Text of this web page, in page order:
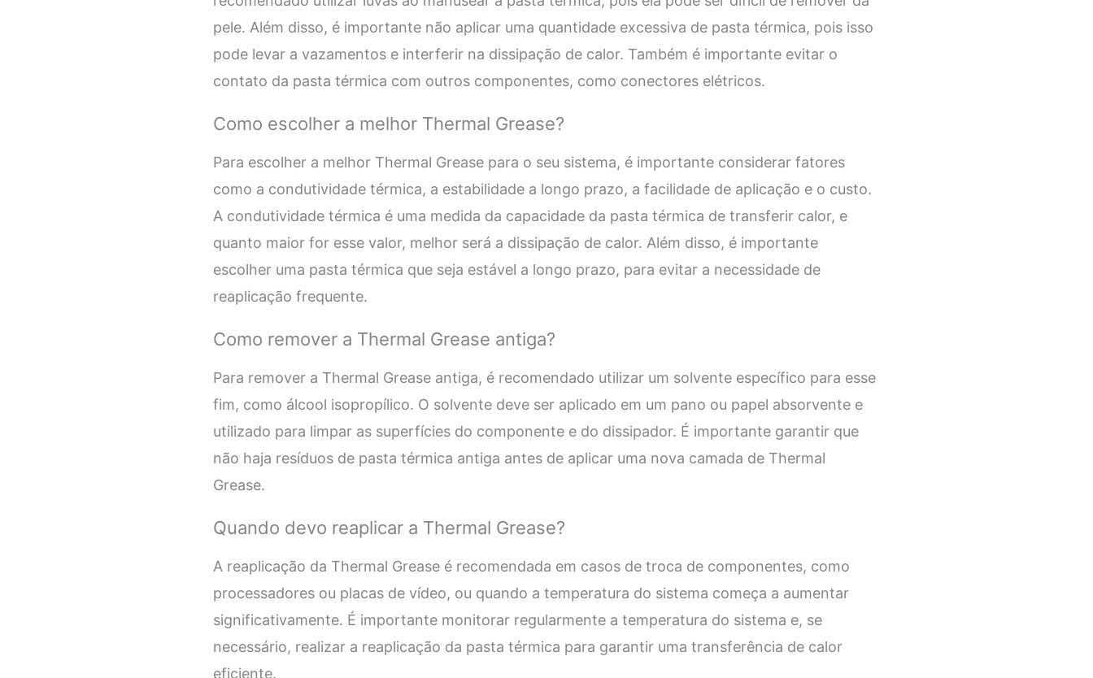
pele. Além disso, é importante não aplicar uma quantidade excessiva de pasta térmica, pois isso
pode levar a vazamentos e interferir na dissipação de calor. Também é importante evitar o
contato da pasta térmica com outros componentes, como conectores elétricos.
Como escolher a melhor Thermal Grease?
Para escolher a melhor Thermal Grease para o seu sistema, é importante considerar fatores
como a condutividade térmica, a estabilidade a longo prazo, a facilidade de aplicação e o custo.
A condutividade térmica é uma medida da capacidade da pasta térmica de transferir calor, e
quanto maior for esse valor, melhor será a dissipação de calor. Além disso, é importante
escolher uma pasta térmica que seja estável a longo prazo, para evitar a necessidade de
reaplicação frequente.
Como remover a Thermal Grease antiga?
Para remover a Thermal Grease antiga, é recomendado utilizar um solvente específico para esse
fim, como álcool isopropílico. O solvente deve ser aplicado em um pano ou papel absorvente e
utilizado para limpar as superfícies do componente e do dissipador. É importante garantir que
não haja resíduos de pasta térmica antiga antes de aplicar uma nova camada de Thermal
Grease.
Quando devo reaplicar a Thermal Grease?
A reaplicação da Thermal Grease é recomendada em casos de troca de componentes, como
processadores ou placas de vídeo, ou quando a temperatura do sistema começa a aumentar
significativamente. É importante monitorar regularmente a temperatura do sistema e, se
necessário, realizar a reaplicação da pasta térmica para garantir uma transferência de calor
eficiente.